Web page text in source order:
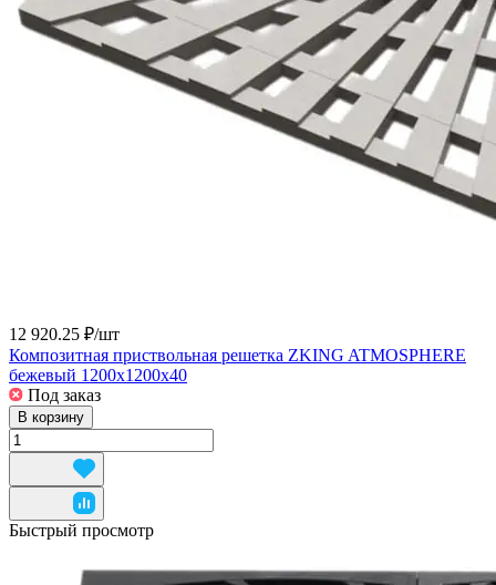
12 920.25 ₽/шт
Композитная приствольная решетка ZKING ATMOSPHERE
бежевый 1200х1200х40
Под заказ
В корзину
Быстрый просмотр